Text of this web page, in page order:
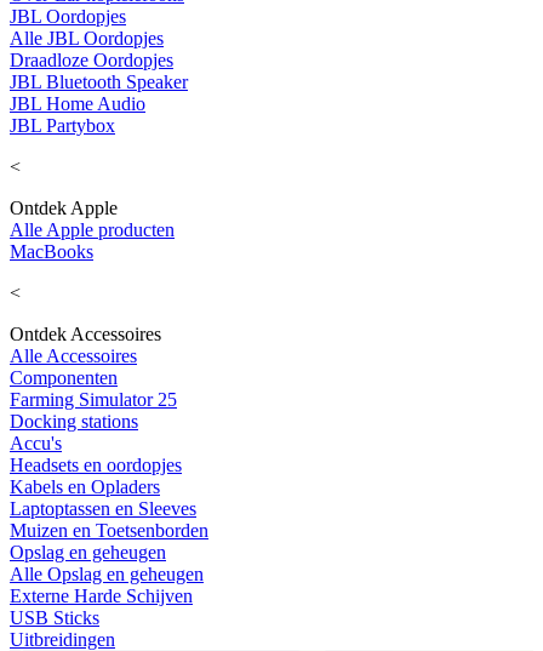
JBL Oordopjes
Alle JBL Oordopjes
Draadloze Oordopjes
JBL Bluetooth Speaker
JBL Home Audio
JBL Partybox
<
Ontdek Apple
Alle Apple producten
MacBooks
<
Ontdek Accessoires
Alle Accessoires
Componenten
Farming Simulator 25
Docking stations
Accu's
Headsets en oordopjes
Kabels en Opladers
Laptoptassen en Sleeves
Muizen en Toetsenborden
Opslag en geheugen
Alle Opslag en geheugen
Externe Harde Schijven
USB Sticks
Uitbreidingen